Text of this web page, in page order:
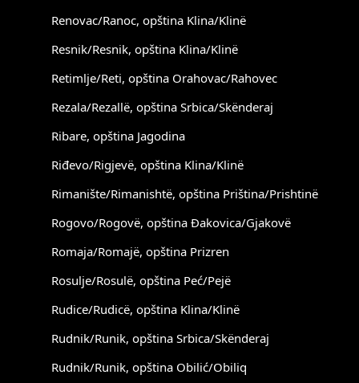
Renovac/Ranoc, opština Klina/Klinë
Resnik/Resnik, opština Klina/Klinë
Retimlje/Reti, opština Orahovac/Rahovec
Rezala/Rezallë, opština Srbica/Skënderaj
Ribare, opština Jagodina
Riđevo/Rigjevë, opština Klina/Klinë
Rimanište/Rimanishtë, opština Priština/Prishtinë
Rogovo/Rogovë, opština Đakovica/Gjakovë
Romaja/Romajë, opština Prizren
Rosulje/Rosulë, opština Peć/Pejë
Rudice/Rudicë, opština Klina/Klinë
Rudnik/Runik, opština Srbica/Skënderaj
Rudnik/Runik, opština Obilić/Obiliq